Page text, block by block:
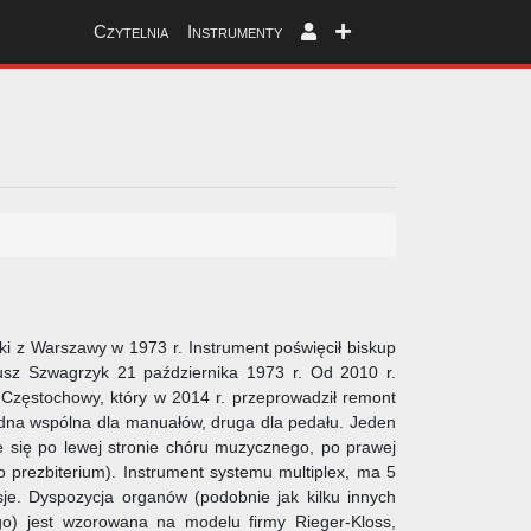
Czytelnia Instrumenty
z Warszawy w 1973 r. Instrument poświęcił biskup
Szwagrzyk 21 października 1973 r. Od 2010 r.
który w 2014 r. przeprowadził remont
wspólna dla manuałów, druga dla pedału. Jeden
się po lewej stronie chóru muzycznego, po prawej
prezbiterium). Instrument systemu multiplex, ma 5
Dyspozycja organów (podobnie jak kilku innych
jest wzorowana na modelu firmy Rieger-Kloss,